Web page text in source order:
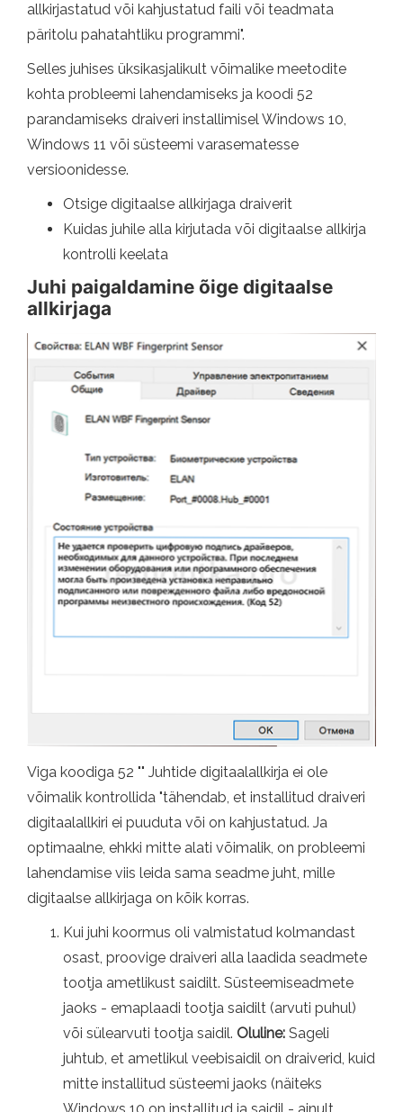
allkirjastatud või kahjustatud faili või teadmata
päritolu pahatahtliku programmi".
Selles juhises üksikasjalikult võimalike meetodite
kohta probleemi lahendamiseks ja koodi 52
parandamiseks draiveri installimisel Windows 10,
Windows 11 või süsteemi varasematesse
versioonidesse.
Otsige digitaalse allkirjaga draiverit
Kuidas juhile alla kirjutada või digitaalse allkirja
kontrolli keelata
Juhi paigaldamine õige digitaalse
allkirjaga
Viga koodiga 52 "" Juhtide digitaalallkirja ei ole
võimalik kontrollida "tähendab, et installitud draiveri
digitaalallkiri ei puuduta või on kahjustatud. Ja
optimaalne, ehkki mitte alati võimalik, on probleemi
lahendamise viis leida sama seadme juht, mille
digitaalse allkirjaga on kõik korras.
Kui juhi koormus oli valmistatud kolmandast
osast, proovige draiveri alla laadida seadmete
tootja ametlikust saidilt. Süsteemiseadmete
jaoks - emaplaadi tootja saidilt (arvuti puhul)
või sülearvuti tootja saidil. Oluline: Sageli
juhtub, et ametlikul veebisaidil on draiverid, kuid
mitte installitud süsteemi jaoks (näiteks